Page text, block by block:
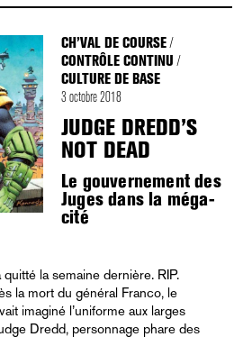
CH’VAL DE COURSE /
CONTRÔLE CONTINU /
CULTURE DE BASE
3 octobre 2018
JUDGE DREDD’S
NOT DEAD
Le gouvernement des
Juges dans la méga-
cité
quitté la semaine dernière. RIP.
imaginé l’uniforme aux larges
Dredd, personnage phare des